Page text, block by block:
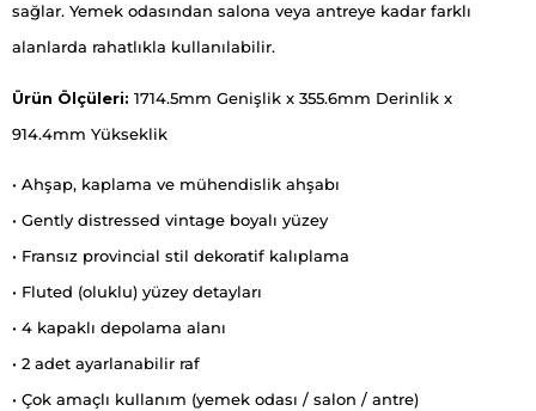
sağlar. Yemek odasından salona veya antreye kadar farklı
alanlarda rahatlıkla kullanılabilir.
Ürün Ölçüleri: 1714.5mm Genişlik x 355.6mm Derinlik x
914.4mm Yükseklik
• Ahşap, kaplama ve mühendislik ahşabı
• Gently distressed vintage boyalı yüzey
• Fransız provincial stil dekoratif kalıplama
• Fluted (oluklu) yüzey detayları
• 4 kapaklı depolama alanı
• 2 adet ayarlanabilir raf
• Çok amaçlı kullanım (yemek odası / salon / antre)